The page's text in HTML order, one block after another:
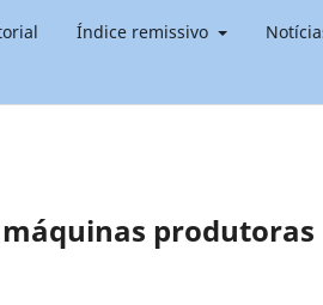
Índice remissivo
máquinas produtoras